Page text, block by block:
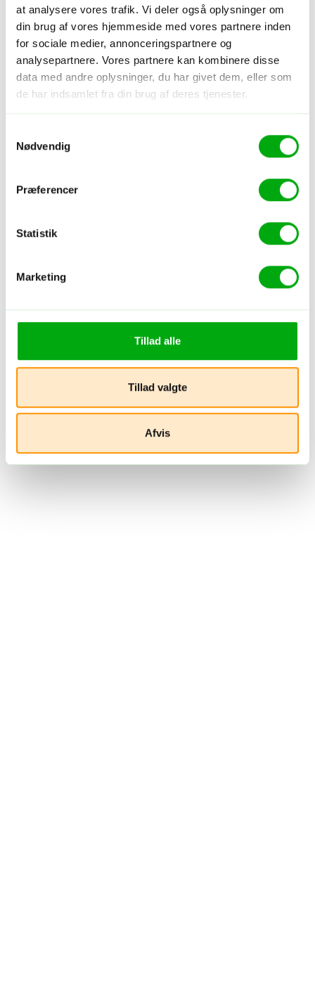
at analysere vores trafik. Vi deler også oplysninger om
din brug af vores hjemmeside med vores partnere inden
for sociale medier, annonceringspartnere og
analysepartnere. Vores partnere kan kombinere disse
data med andre oplysninger, du har givet dem, eller som
de har indsamlet fra din brug af deres tjenester.
Nødvendig
Præferencer
Statistik
Marketing
Tillad alle
Tillad valgte
Afvis